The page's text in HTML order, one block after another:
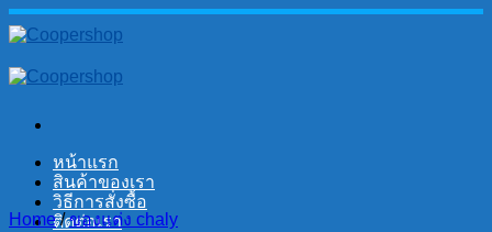
Skip
to
หน้าแรก
สินค้าของเรา
วิธีการสั่งซื้อ
ติดต่อเรา
Home / ของแต่ง chaly